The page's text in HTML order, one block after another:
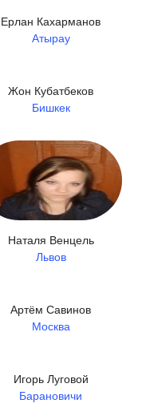
Ерлан Кахарманов
Атырау
Жон Кубатбеков
Бишкек
Наталя Венцель
Львов
Артём Савинов
Москва
Игорь Луговой
Барановичи